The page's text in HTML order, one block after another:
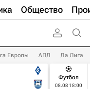
Общество
Европы АПЛ Ла Лига
Футбол
08.08 18:00